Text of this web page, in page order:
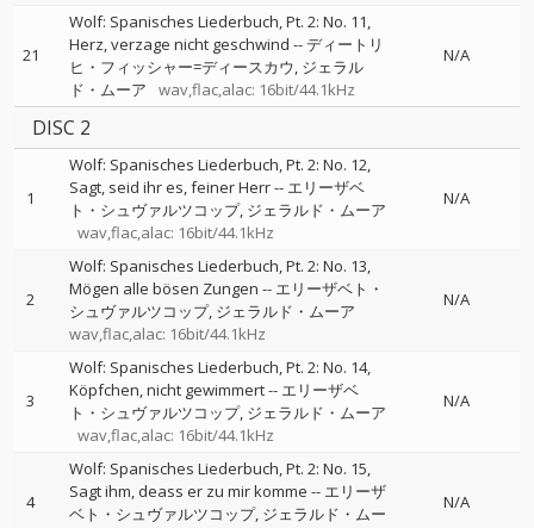
21
Wolf: Spanisches Liederbuch, Pt. 2: No. 11,
Herz, verzage nicht geschwind --ディートリ
ヒ・フィッシャー=ディースカウ ジェラル
ド・ムーア
wav,flac,alac: 16bit/44.1kHz
N/A
DISC 2
1
Wolf: Spanisches Liederbuch, Pt. 2: No. 12,
Sagt, seid ihr es, feiner Herr-- エリーザベ
ト・シュヴァルツコップ ジェラルド・ムーア
wav,flac,alac: 16bit/44.1kHz
N/A
2
Wolf: Spanisches Liederbuch, Pt. 2: No. 13,
Mögen alle bösen Zungen -- エリーザベト・
シュヴァルツコップ ジェラルド・ムーア
wav,flac,alac: 16bit/44.1kHz
N/A
3
Wolf: Spanisches Liederbuch, Pt. 2: No. 14,
Köpfchen, nicht gewimmert-- エリーザベ
ト・シュヴァルツコップ ジェラルド・ムーア
wav,flac,alac: 16bit/44.1kHz
N/A
4
Wolf: Spanisches Liederbuch, Pt. 2: No. 15,
Sagt ihm, deass er zu mir komme -- エリーザ
ベト・シュヴァルツコップ ジェラルド・ムー
N/A